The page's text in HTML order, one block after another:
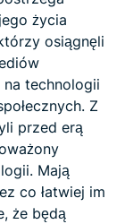
życia
osiągnęli
technologii
Z
przed erą
Mają
co łatwiej im
że będą